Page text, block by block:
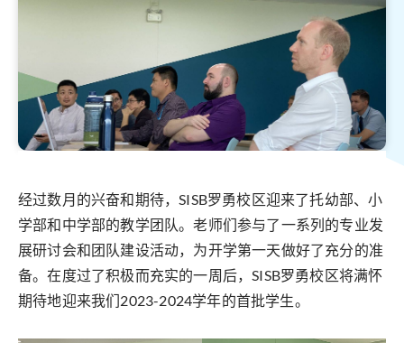
经过数月的兴奋和期待，SISB罗勇校区迎来了托幼部、小
学部和中学部的教学团队。老师们参与了一系列的专业发
展研讨会和团队建设活动，为开学第一天做好了充分的准
备。在度过了积极而充实的一周后，SISB罗勇校区将满怀
期待地迎来我们2023-2024学年的首批学生。